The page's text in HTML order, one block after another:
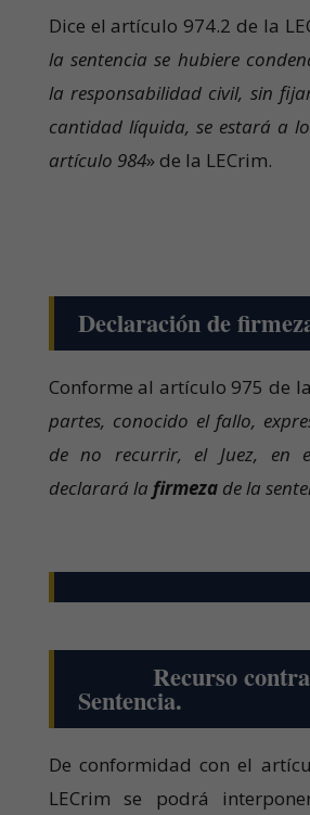
Dice el artículo 974.2 de la
la sentencia se hubiere
la responsabilidad civil, sin
cantidad líquida, se estará a
artículo 984» de la LECrim.
Declaración de
Conforme al artículo 975 de
partes, conocido el fallo,
de no recurrir, el Juez, en
declarará la firmezade la
Recurso contra
Sentencia.
De conformidad con el
LECrim se podrá